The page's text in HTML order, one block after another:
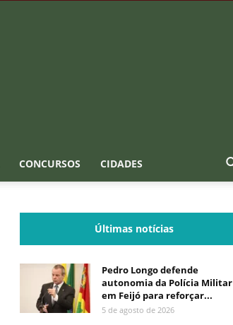
CONCURSOS CIDADES
Últimas notícias
Pedro Longo defende
autonomia da Polícia Militar
em Feijó para reforçar...
5 de agosto de 2026